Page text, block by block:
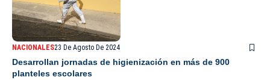
NACIONALES23 De Agosto De 2024
Desarrollan jornadas de higienización en más de 900
planteles escolares